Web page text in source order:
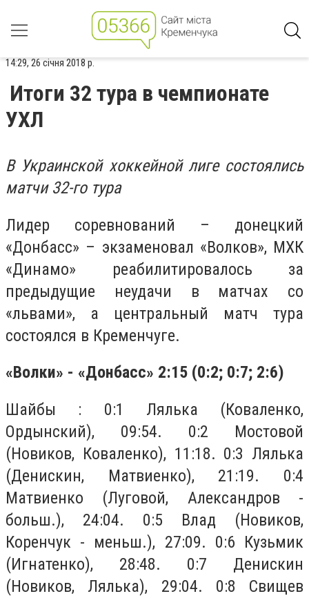
14:29, 26 січня 2018 р.
Итоги 32 тура в чемпионате
УХЛ
В Украинской хоккейной лиге состоялись
матчи 32-го тура
Лидер соревнований – донецкий
«Донбасс» – экзаменовал «Волков», МХК
«Динамо» реабилитировалось за
предыдущие неудачи в матчах со
«львами», а центральный матч тура
состоялся в Кременчуге.
«Волки» - «Донбасс» 2:15 (0:2; 0:7; 2:6)
Шайбы : 0:1 Лялька (Коваленко,
Ордынский), 09:54. 0:2 Мостовой
(Новиков, Коваленко), 11:18. 0:3 Лялька
(Денискин, Матвиенко), 21:19. 0:4
Матвиенко (Луговой, Александров -
больш.), 24:04. 0:5 Влад (Новиков,
Коренчук - меньш.), 27:09. 0:6 Кузьмик
(Игнатенко), 28:48. 0:7 Денискин
(Новиков, Лялька), 29:04. 0:8 Свищев